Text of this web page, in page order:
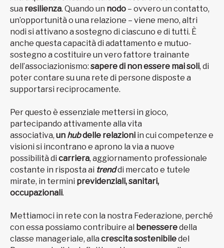
sua resilienza. Quando un nodo – ovvero un contatto,
un’opportunità o una relazione – viene meno, altri
nodi si attivano a sostegno di ciascuno e di tutti. È
anche questa capacità di adattamento e mutuo-
sostegno a costituire un vero fattore trainante
dell’associazionismo: sapere di non essere mai soli, di
poter contare su una rete di persone disposte a
supportarsi reciprocamente.
Per questo è essenziale mettersi in gioco,
partecipando attivamente alla vita
associativa, un hubdelle relazioni in cui competenze e
visioni si incontrano e aprono la via a nuove
possibilità di carriera, aggiornamento professionale
costante in risposta ai trenddi mercato e tutele
mirate, in termini previdenziali, sanitari,
occupazionali.
Mettiamoci in rete con la nostra Federazione, perché
con essa possiamo contribuire al benesseredella
classe manageriale, alla crescita sostenibiledel